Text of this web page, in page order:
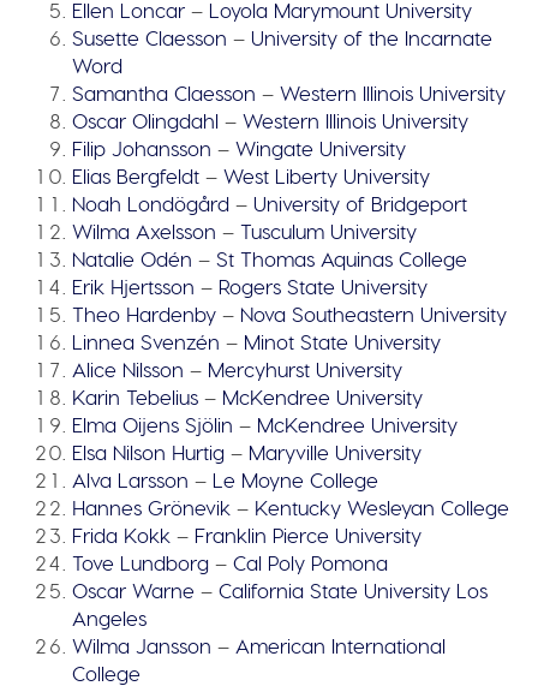
Ellen Loncar – Loyola Marymount University
Susette Claesson – University of the Incarnate
Word
Samantha Claesson –Western Illinois University
Oscar Olingdahl –Western Illinois University
Filip Johansson –Wingate University
Elias Bergfeldt –West Liberty University
Noah Londögård – University of Bridgeport
Wilma Axelsson –Tusculum University
Natalie Odén –St Thomas Aquinas College
Erik Hjertsson – Rogers State University
Theo Hardenby – Nova Southeastern University
Linnea Svenzén – Minot State University
Alice Nilsson – Mercyhurst University
Karin Tebelius – McKendree University
Elma Oijens Sjölin – McKendree University
Elsa Nilson Hurtig – Maryville University
Alva Larsson – Le Moyne College
Hannes Grönevik – Kentucky Wesleyan College
Frida Kokk – Franklin Pierce University
Tove Lundborg–Cal Poly Pomona
Oscar Warne –California State University Los
Angeles
Wilma Jansson – American International
College